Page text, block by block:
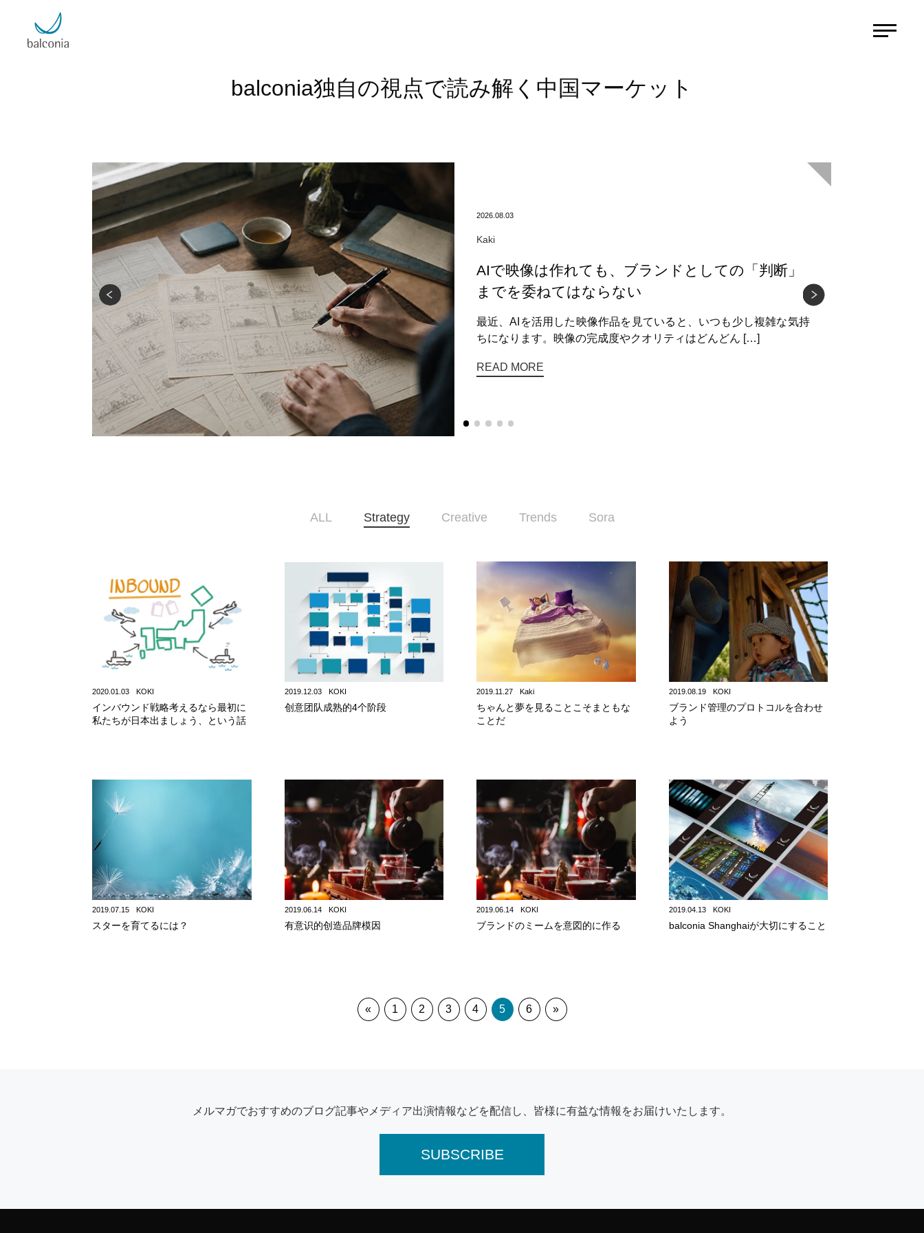
balconia独自の視点で読み解く 中国マーケット
2026.08.03
Kaki
AIで映像は作れても、ブランドとしての「判断」
までを委ねてはならない
最近、AIを活用した映像作品を見ていると、いつも少し複雑な気持
ちになります。映像の完成度やクオリティはどんどん […]
READ MORE
ALL Strategy Creative Trends Sora
2020.01.03 KOKI
インバウンド戦略考えるなら最初に
私たちが日本出ましょう、という話
2019.12.03 KOKI
创意团队成熟的4个阶段
2019.11.27 Kaki
ちゃんと夢を見ることこそまともな
ことだ
2019.08.19 KOKI
ブランド管理のプロトコルを合わせ
よう
2019.07.15 KOKI
スターを育てるには？
2019.06.14 KOKI
有意识的创造品牌模因
2019.06.14 KOKI
ブランドのミームを意図的に作る
2019.04.13 KOKI
balconia Shanghaiが大切にすること
« 1 2 3 4 5 6 »
メルマガでおすすめのブログ記事やメディア出演情報などを配信し、皆様に有益な情報をお届けいたします。
SUBSCRIBE